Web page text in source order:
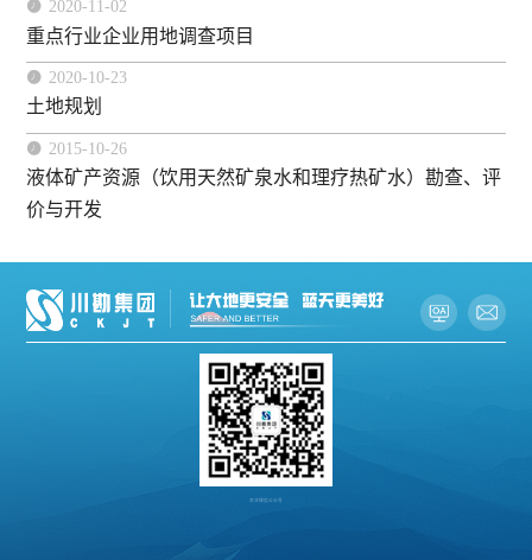
 2020-11-02
重点行业企业用地调查项目
 2020-10-23
土地规划
 2015-10-26
液体矿产资源（饮用天然矿泉水和理疗热矿水）勘查、评
价与开发
关注微信公众号